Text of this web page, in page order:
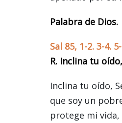
Palabra de Dios.
Sal 85, 1-2. 3-4.
R. Inclina tu
Inclina tu oído,
que soy un
protege mi